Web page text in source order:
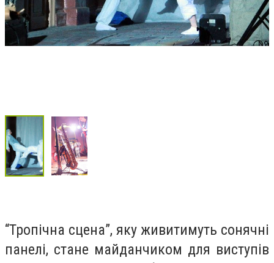
“Тропічна сцена”, яку живитимуть сонячні
панелі, стане майданчиком для виступів